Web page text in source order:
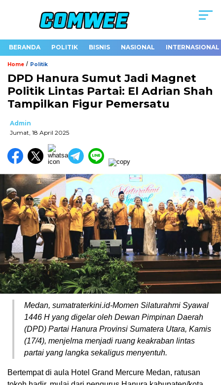
BERANDA POLITIK BISNIS NASIONAL INTERNASIONAL
Home / Politik
DPD Hanura Sumut Jadi Magnet
Politik Lintas Partai: El Adrian Shah
Tampilkan Figur Pemersatu
Admin
Jumat, 18 April 2025
Medan, sumatraterkini.id-Momen Silaturahmi Syawal
1446 H yang digelar oleh Dewan Pimpinan Daerah
(DPD) Partai Hanura Provinsi Sumatera Utara, Kamis
(17/4), menjelma menjadi ruang keakraban lintas
partai yang langka sekaligus menyentuh.
Bertempat di aula Hotel Grand Mercure Medan, ratusan